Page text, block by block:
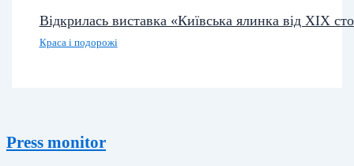
Відкрилась виставка «Київська ялинка від XIX
Краса і подорожі
Press monitor